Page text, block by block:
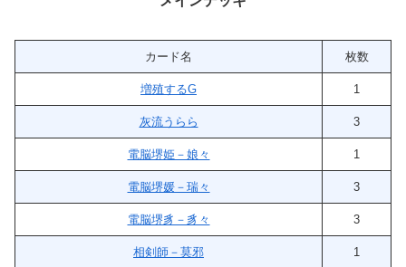
カード名 枚数
増殖するG 1
灰流うらら 3
電脳堺姫－娘々 1
電脳堺媛－瑞々 3
電脳堺豸－豸々 3
相剣師－莫邪 1